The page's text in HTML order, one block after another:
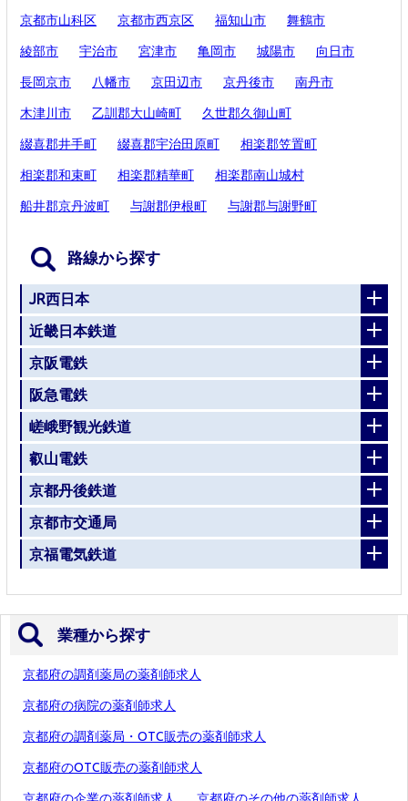
京都市山科区 京都市西京区 福知山市 舞鶴市
綾部市 宇治市 宮津市 亀岡市 城陽市 向日市
長岡京市 八幡市 京田辺市 京丹後市 南丹市
木津川市 乙訓郡大山崎町 久世郡久御山町
綴喜郡井手町 綴喜郡宇治田原町 相楽郡笠置町
相楽郡和束町 相楽郡精華町 相楽郡南山城村
船井郡京丹波町 与謝郡伊根町 与謝郡与謝野町
路線から探す
JR西日本
近畿日本鉄道
京阪電鉄
阪急電鉄
嵯峨野観光鉄道
叡山電鉄
京都丹後鉄道
京都市交通局
京福電気鉄道
業種から探す
京都府の調剤薬局の薬剤師求人
京都府の病院の薬剤師求人
京都府の調剤薬局・OTC販売の薬剤師求人
京都府のOTC販売の薬剤師求人